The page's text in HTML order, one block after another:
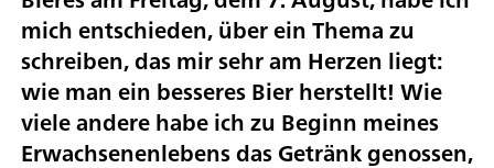
mich entschieden, über ein Thema zu
schreiben, das mir sehr am Herzen liegt:
wie man ein besseres Bier herstellt! Wie
viele andere habe ich zu Beginn meines
Erwachsenenlebens das Getränk genossen,